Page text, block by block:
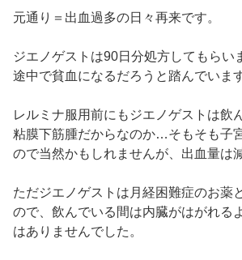
元通り＝出血過多の日々再来です。
ジエノゲストは90日分処方してもらい
途中で貧血になるだろうと踏んでいます
レルミナ服用前にもジエノゲストは飲
粘膜下筋腫だからなのか…そもそも子
ので当然かもしれませんが、出血量は
ただジエノゲストは月経困難症のお薬
ので、飲んでいる間は内臓がはがれる
はありませんでした。